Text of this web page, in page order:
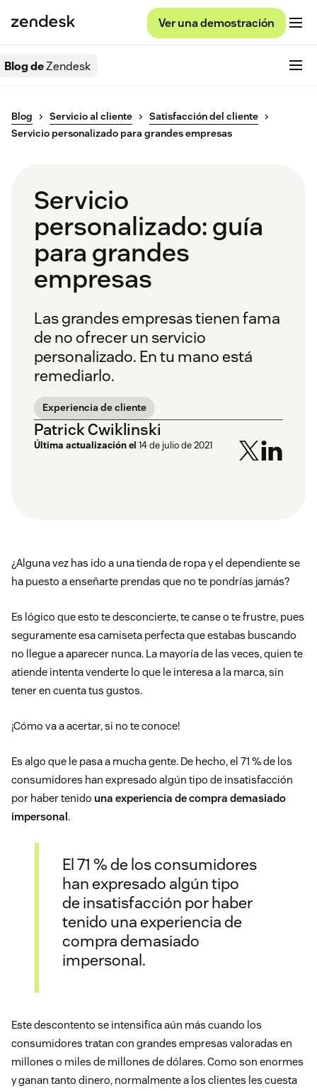
Ver una demostración
Blog deZendesk
Blog Servicio al cliente
Satisfacción del cliente
Servicio personalizado para grandes empresas
Servicio
personalizado: guía
para grandes
empresas
Las grandes empresas tienen fama
de no ofrecer un servicio
personalizado. En tu mano está
remediarlo.
Experiencia de cliente
Patrick Cwiklinski
Última actualización el 14 de julio de 2021
¿Alguna vez has ido a una tienda de ropa y el dependiente se
ha puesto a enseñarte prendas que no te pondrías jamás?
Es lógico que esto te desconcierte, te canse o te frustre, pues
seguramente esa camiseta perfecta que estabas buscando
no llegue a aparecer nunca. La mayoría de las veces, quien te
atiende intenta venderte lo que le interesa a la marca, sin
tener en cuenta tus gustos.
¡Cómo va a acertar, si no te conoce!
Es algo que le pasa a mucha gente. De hecho, el 71 % de los
consumidores han expresado algún tipo de insatisfacción
por haber tenido una experiencia de compra demasiado
impersonal .
El 71 % de los consumidores
han expresado algún tipo
de insatisfacción por haber
tenido una experiencia de
compra demasiado
impersonal.
Este descontento se intensifica aún más cuando los
consumidores tratan con grandes empresas valoradas en
millones o miles de millones de dólares. Como son enormes
y ganan tanto dinero, normalmente a los clientes les cuesta